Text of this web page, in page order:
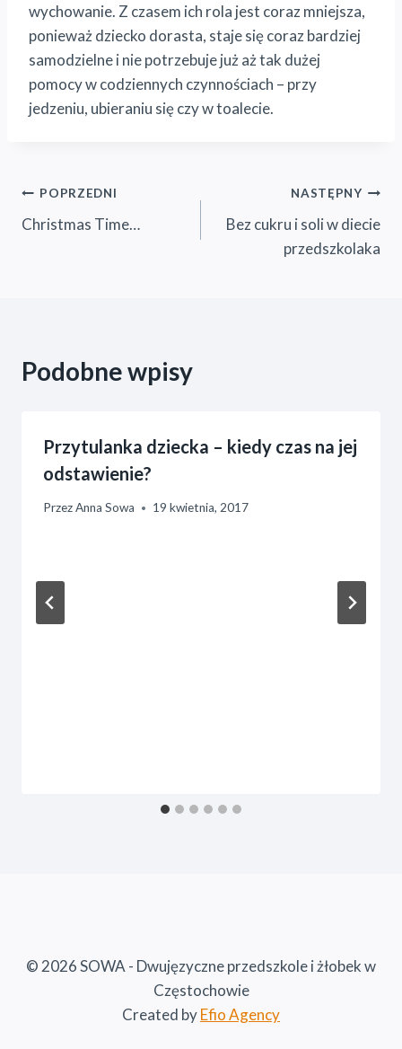
wychowanie. Z czasem ich rola jest coraz mniejsza,
ponieważ dziecko dorasta, staje się coraz bardziej
samodzielne i nie potrzebuje już aż tak dużej
pomocy w codziennych czynnościach – przy
jedzeniu, ubieraniu się czy w toalecie.
Nawigacja
wpisu
POPRZEDNI
Christmas Time…
NASTĘPNY
Bez cukru i soli w diecie
przedszkolaka
Podobne wpisy
Przytulanka dziecka – kiedy czas na jej
odstawienie?
PrzezAnna Sowa 19 kwietnia, 2017
© 2026 SOWA - Dwujęzyczne przedszkole i żłobek w
Częstochowie
Created byEfio Agency